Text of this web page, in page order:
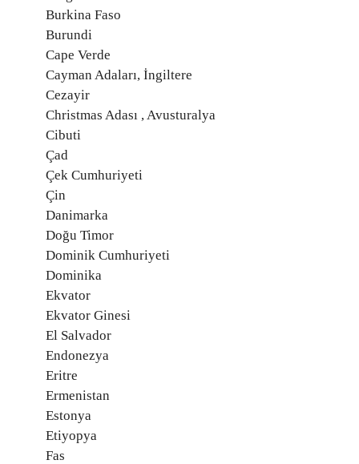
Burkina Faso
Burundi
Cape Verde
Cayman Adaları, İngiltere
Cezayir
Christmas Adası , Avusturalya
Cibuti
Çad
Çek Cumhuriyeti
Çin
Danimarka
Doğu Timor
Dominik Cumhuriyeti
Dominika
Ekvator
Ekvator Ginesi
El Salvador
Endonezya
Eritre
Ermenistan
Estonya
Etiyopya
Fas